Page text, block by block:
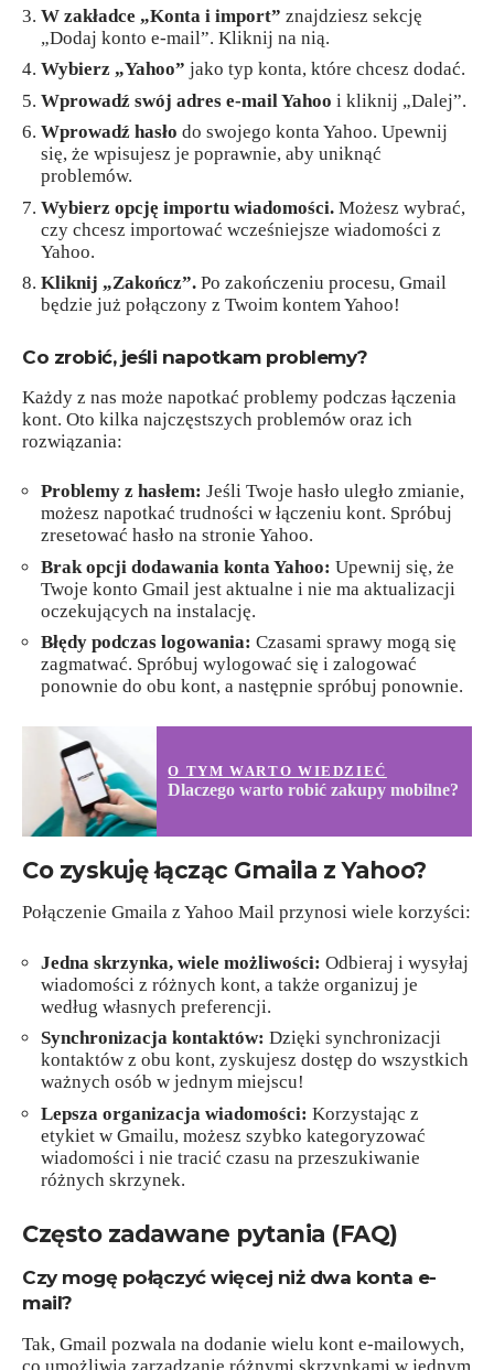
W zakładce „Konta i import” znajdziesz sekcję
„Dodaj konto e-mail”. Kliknij na nią.
Wybierz „Yahoo” jako typ konta, które chcesz dodać.
Wprowadź swój adres e-mail Yahoo i kliknij „Dalej”.
Wprowadź hasło do swojego konta Yahoo. Upewnij
się, że wpisujesz je poprawnie, aby uniknąć
problemów.
Wybierz opcję importu wiadomości. Możesz wybrać,
czy chcesz importować wcześniejsze wiadomości z
Yahoo.
Kliknij „Zakończ”. Po zakończeniu procesu, Gmail
będzie już połączony z Twoim kontem Yahoo!
Co zrobić, jeśli napotkam problemy?
Każdy z nas może napotkać problemy podczas łączenia
kont. Oto kilka najczęstszych problemów oraz ich
rozwiązania:
Problemy z hasłem: Jeśli Twoje hasło uległo zmianie,
możesz napotkać trudności w łączeniu kont. Spróbuj
zresetować hasło na stronie Yahoo.
Brak opcji dodawania konta Yahoo: Upewnij się, że
Twoje konto Gmail jest aktualne i nie ma aktualizacji
oczekujących na instalację.
Błędy podczas logowania: Czasami sprawy mogą się
zagmatwać. Spróbuj wylogować się i zalogować
ponownie do obu kont, a następnie spróbuj ponownie.
O TYM WARTO WIEDZIEĆ
Dlaczego warto robić zakupy mobilne?
Co zyskuję łącząc Gmaila z Yahoo?
Połączenie Gmaila z Yahoo Mail przynosi wiele korzyści:
Jedna skrzynka, wiele możliwości: Odbieraj i wysyłaj
wiadomości z różnych kont, a także organizuj je
według własnych preferencji.
Synchronizacja kontaktów: Dzięki synchronizacji
kontaktów z obu kont, zyskujesz dostęp do wszystkich
ważnych osób w jednym miejscu!
Lepsza organizacja wiadomości: Korzystając z
etykiet w Gmailu, możesz szybko kategoryzować
wiadomości i nie tracić czasu na przeszukiwanie
różnych skrzynek.
Często zadawane pytania (FAQ)
Czy mogę połączyć więcej niż dwa konta e-
mail?
Tak, Gmail pozwala na dodanie wielu kont e-mailowych,